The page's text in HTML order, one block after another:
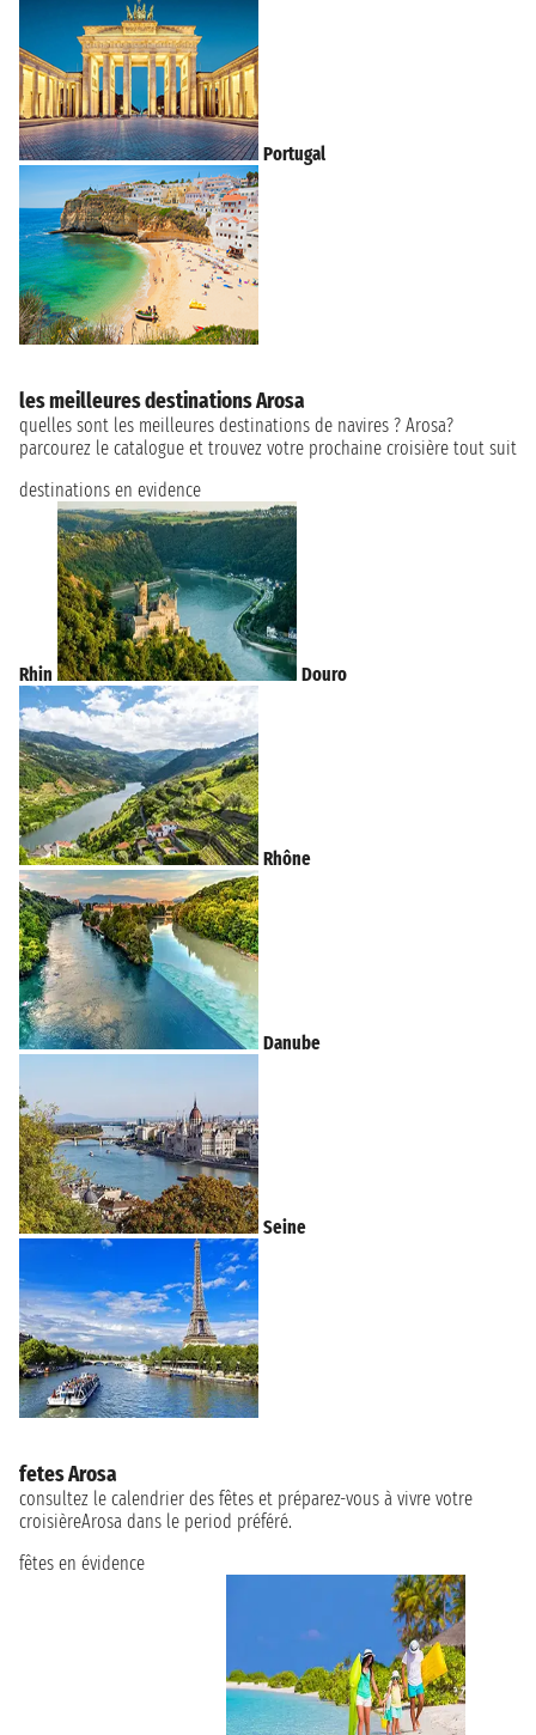
Portugal
les meilleures destinations Arosa
quelles sont les meilleures destinations de navires ? Arosa?
parcourez le catalogue et trouvez votre prochaine croisière tout suit
destinations en evidence
Rhin Douro
Rhône
Danube
Seine
fetes Arosa
consultez le calendrier des fêtes et préparez-vous à vivre votre
croisièreArosa dans le period préféré.
fêtes en évidence